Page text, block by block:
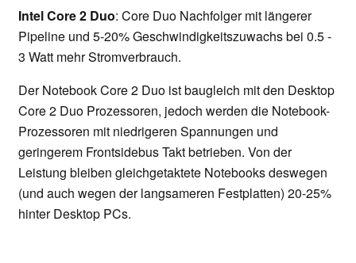
Intel Core 2 Duo: Core Duo Nachfolger mit längerer
Pipeline und 5-20% Geschwindigkeitszuwachs bei 0.5 -
3 Watt mehr Stromverbrauch.
Der Notebook Core 2 Duo ist baugleich mit den Desktop
Core 2 Duo Prozessoren, jedoch werden die Notebook-
Prozessoren mit niedrigeren Spannungen und
geringerem Frontsidebus Takt betrieben. Von der
Leistung bleiben gleichgetaktete Notebooks deswegen
(und auch wegen der langsameren Festplatten) 20-25%
hinter Desktop PCs.